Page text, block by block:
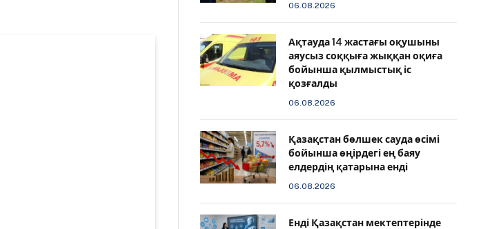
06.08.2026
Ақтауда 14 жастағы оқушыны
аяусыз соққыға жыққан оқиға
бойынша қылмыстық іс
қозғалды
06.08.2026
Қазақстан бөлшек сауда өсімі
бойынша өңірдегі ең баяу
елдердің қатарына енді
06.08.2026
️Енді Қазақстан мектептерінде